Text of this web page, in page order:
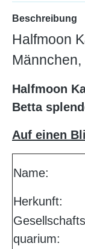
Beschreibung
Halfmoon
Halfmoon
Betta
Auf einen
Name:
Herkunft:
quarium: